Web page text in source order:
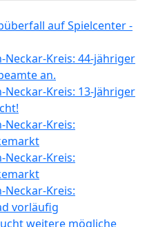
auf Spielcenter -
Neckar-Kreis: 44-jähriger
an.
Neckar-Kreis: 13-Jähriger
Neckar-Kreis:
Neckar-Kreis:
Neckar-Kreis:
vorläufig
weitere mögliche